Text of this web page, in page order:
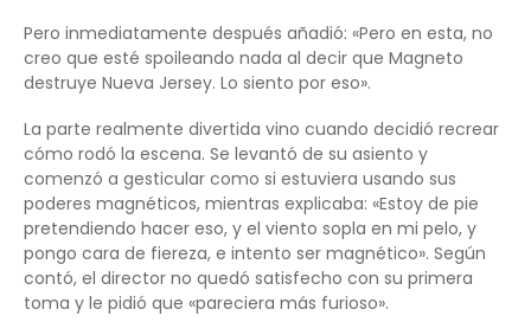
Pero inmediatamente después añadió: «Pero en esta, no
creo que esté spoileando nada al decir que Magneto
destruye Nueva Jersey. Lo siento por eso».
La parte realmente divertida vino cuando decidió recrear
cómo rodó la escena. Se levantó de su asiento y
comenzó a gesticular como si estuviera usando sus
poderes magnéticos, mientras explicaba: «Estoy de pie
pretendiendo hacer eso, y el viento sopla en mi pelo, y
pongo cara de fiereza, e intento ser magnético». Según
contó, el director no quedó satisfecho con su primera
toma y le pidió que «pareciera más furioso».